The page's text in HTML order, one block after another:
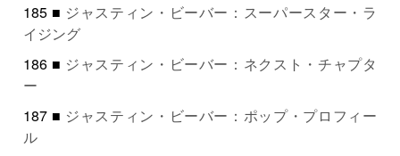
185 ■ ジャスティン・ビーバー：スーパースター・ラ
イジング
186 ■ ジャスティン・ビーバー：ネクスト・チャプタ
ー
187 ■ ジャスティン・ビーバー：ポップ・プロフィー
ル